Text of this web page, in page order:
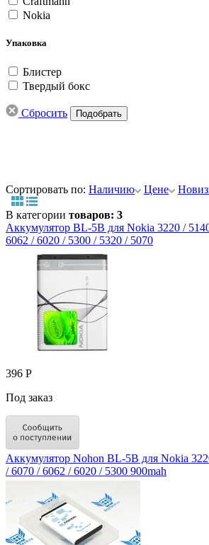
Nokia
Упаковка
Блистер
Твердый бокс
Сбросить
Сортировать по: Наличию Цене
В категории товаров: 3
Аккумулятор BL-5B для Nokia 3220 /
6062 / 6020 / 5300 / 5320 / 5070
396 Р
Под заказ
Аккумулятор Nohon BL-5B для Nokia
/ 6070 / 6062 / 6020 / 5300 900mah